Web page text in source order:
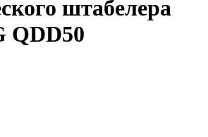
штабелера
QDD50